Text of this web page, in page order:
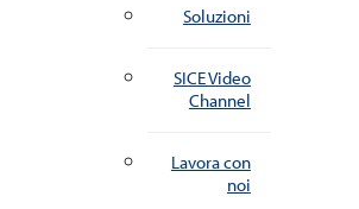
Soluzioni
SICE Video
Channel
Lavora con
noi